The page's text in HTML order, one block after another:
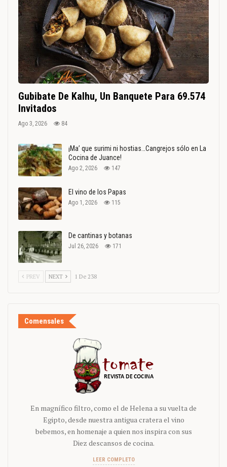
Gubibate De Kalhu, Un Banquete Para 69.574
Invitados
Ago 3, 2026 84
¡Ma’ que surimi ni hostias…Cangrejos sólo en La
Cocina de Juance!
Ago 2, 2026 147
El vino de los Papas
Ago 1, 2026 115
De cantinas y botanas
Jul 26, 2026 171
PREV NEXT 1 De 238
Comensales
En magnífico filtro, como el de Helena a su vuelta de
Egipto, desde nuestra antigua cratera el vino
bebemos, en homenaje a quien nos inspira con sus
Diez descansos de cocina.
LEER COMPLETO